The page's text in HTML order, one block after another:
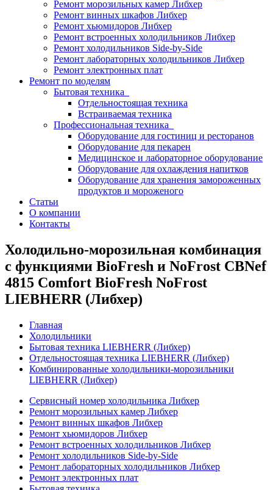
Ремонт морозильных камер Либхер
Ремонт винных шкафов Либхер
Ремонт хьюмидоров Либхер
Ремонт встроенных холодильников Либхер
Ремонт холодильников Side-by-Side
Ремонт лабораторных холодильников Либхер
Ремонт электронных плат
Ремонт по моделям
Бытовая техника
Отдельностоящая техника
Встраиваемая техника
Профессиональная техника
Оборудование для гостиниц и ресторанов
Оборудование для пекарен
Медицинское и лабораторное оборудование
Оборудование для охлаждения напитков
Оборудование для хранения замороженных
продуктов и мороженого
Статьи
О компании
Контакты
Холодильно-морозильная комбинация
с функциями BioFresh и NoFrost CBNef
4815 Comfort BioFresh NoFrost
LIEBHERR (Либхер)
Главная
Холодильники
Бытовая техника LIEBHERR (Либхер)
Отдельностоящая техника LIEBHERR (Либхер)
Комбинированные холодильники-морозильники
LIEBHERR (Либхер)
Сервисный номер холодильника Либхер
Ремонт морозильных камер Либхер
Ремонт винных шкафов Либхер
Ремонт хьюмидоров Либхер
Ремонт встроенных холодильников Либхер
Ремонт холодильников Side-by-Side
Ремонт лабораторных холодильников Либхер
Ремонт электронных плат